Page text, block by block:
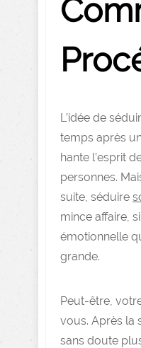
L’idée de
temps après
hante l’esprit
personnes.
suite, séduire
mince affaire,
émotionnelle
grande.
Peut-être,
vous. Après la
sans doute